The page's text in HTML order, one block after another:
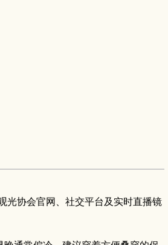
光协会官网、社交平台及实时直播镜